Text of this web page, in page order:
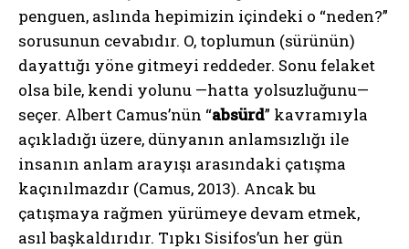
penguen, aslında hepimizin içindeki o “neden?”
sorusunun cevabıdır. O, toplumun (sürünün)
dayattığı yöne gitmeyi reddeder. Sonu felaket
olsa bile, kendi yolunu —hatta yolsuzluğunu—
seçer. Albert Camus’nün “absürd” kavramıyla
açıkladığı üzere, dünyanın anlamsızlığı ile
insanın anlam arayışı arasındaki çatışma
kaçınılmazdır (Camus, 2013). Ancak bu
çatışmaya rağmen yürümeye devam etmek,
asıl başkaldırıdır. Tıpkı Sisifos’un her gün